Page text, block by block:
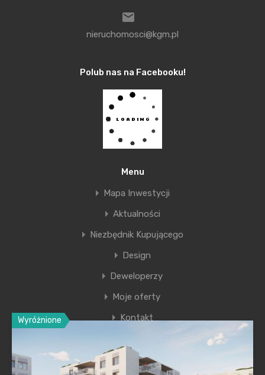
Blisko stąd do Tauron Areny i Centrum Handlowego
Plaza, Cinema City i Centrum Handlowego M1.
Politechniką Krakowską. Obok znajduje się specjalna
strefa ekonomiczna, gdzie swoje siedziby mają
takie firmy jak choćby Comarch SA. Z tego powodu
można przyjąć, że zakup mieszkania w inwestycji
Lema jest także świetną okazją do zakupu
mieszkania inwestycyjnego.
www.taniemieszkania.pl
Wyróżnione
nieruchomosci@kgm.pl
Polub nas na Facebooku!
Menu
Mapa Inwestycji
Aktualności
Niezbędnik Kupującego
Design
Deweloperzy
Moje oferty
Kontakt